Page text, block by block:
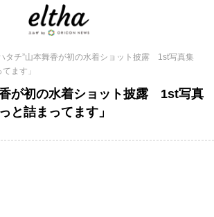
タチ”山本舞香が初の水着ショット披露 1st写真集
ます」
が初の水着ショット披露 1st写真
と詰まってます」